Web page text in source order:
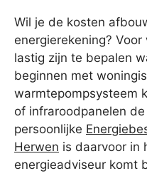
Wil je de kosten
energierekening?
lastig zijn te bepalen
beginnen met
warmtepompsysteem
of infraroodpanelen
persoonlijke
Herwen is daarvoor in
energieadviseur komt